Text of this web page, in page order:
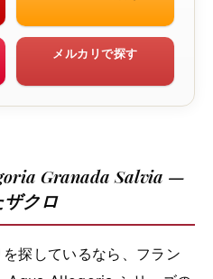
メルカリで探す
Granada Salvia —
ザクロ
探しているなら、フラン